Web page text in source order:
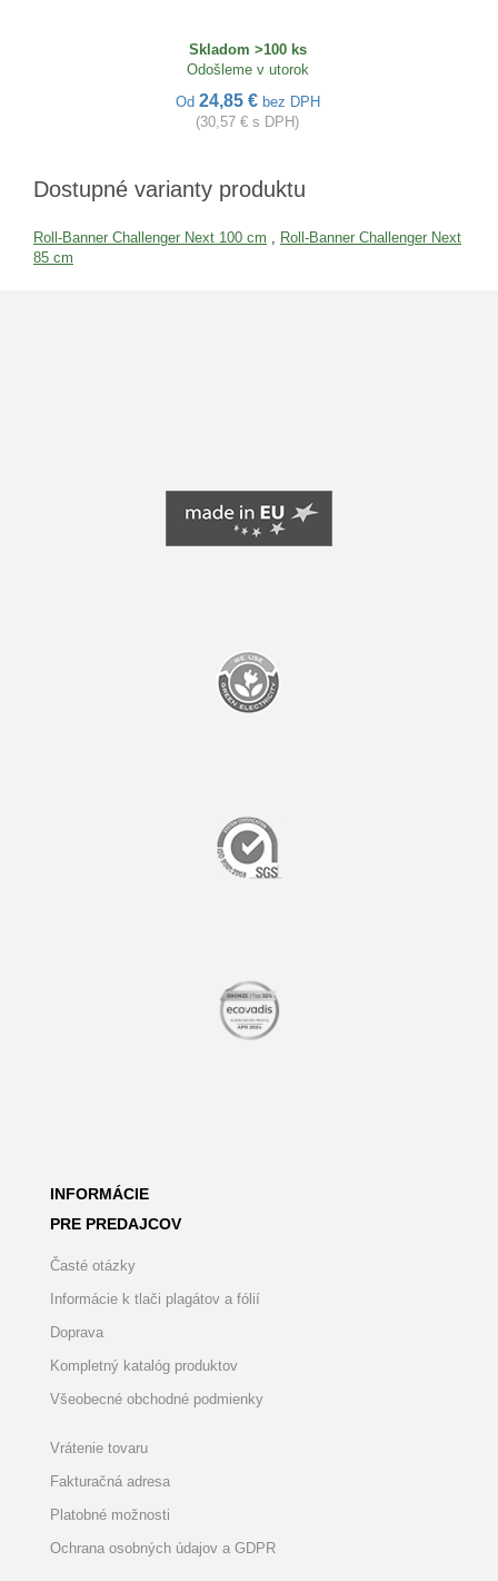
Skladom >100 ks
Odošleme v utorok
Od 24,85 € bez DPH
(30,57 € s DPH)
Dostupné varianty produktu
Roll-Banner Challenger Next 100 cm
Roll-Banner Challenger Next
85 cm
INFORMÁCIE
PRE PREDAJCOV
Časté otázky
Informácie k tlači plagátov a fólií
Doprava
Kompletný katalóg produktov
Všeobecné obchodné podmienky
Vrátenie tovaru
Fakturačná adresa
Platobné možnosti
Ochrana osobných údajov a GDPR